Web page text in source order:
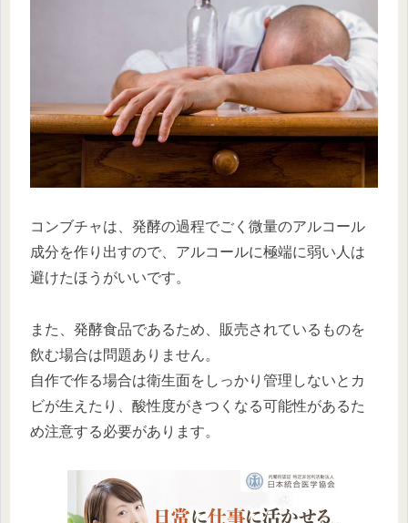
コンブチャは、発酵の過程でごく微量のアルコール
成分を作り出すので、アルコールに極端に弱い人は
避けたほうがいいです。
また、発酵食品であるため、販売されているものを
飲む場合は問題ありません。
自作で作る場合は衛生面をしっかり管理しないとカ
ビが生えたり、酸性度がきつくなる可能性があるた
め注意する必要があります。